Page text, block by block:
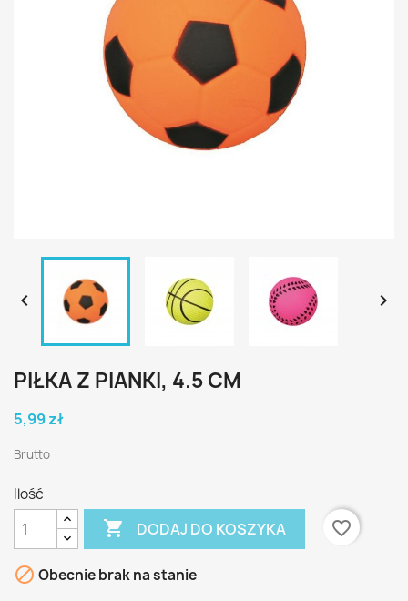
 
PIŁKA Z PIANKI, 4.5 CM
5,99 zł
Brutto
Ilość
 DODAJ DO KOSZYKA favorite_border
 Obecnie brak na stanie